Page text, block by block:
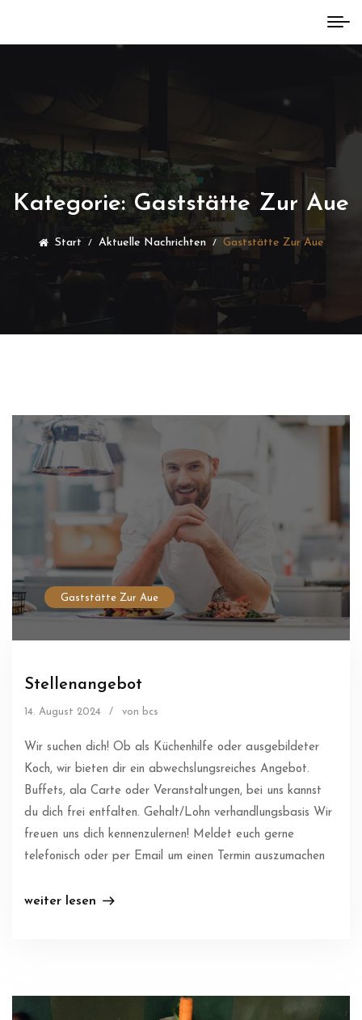
Kategorie:Gaststätte Zur Aue
Start Aktuelle Nachrichten Gaststätte Zur Aue
Gaststätte Zur Aue
Stellenangebot
14. August 2024 / von bcs
Wir suchen dich! Ob als Küchenhilfe oder ausgebildeter
Koch, wir bieten dir ein abwechslungsreiches Angebot.
Buffets, ala Carte oder Veranstaltungen, bei uns kannst
du dich frei entfalten. Gehalt/Lohn verhandlungsbasis Wir
freuen uns dich kennenzulernen! Meldet euch gerne
telefonisch oder per Email um einen Termin auszumachen
weiter lesen